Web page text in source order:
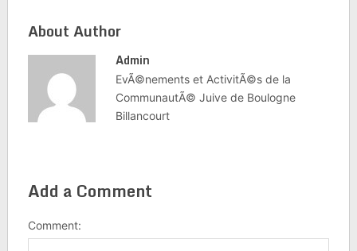
About Author
Admin
EvÃ©nements et ActivitÃ©s de la
CommunautÃ© Juive de Boulogne
Billancourt
Add a Comment
Comment: